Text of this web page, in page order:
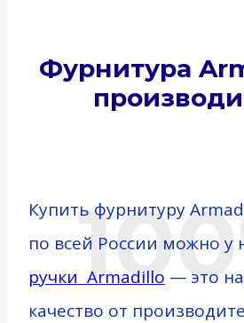
Фурнитура
Купить фурнитуру
по всей России можно у
ручки Armadillo — это
качество от